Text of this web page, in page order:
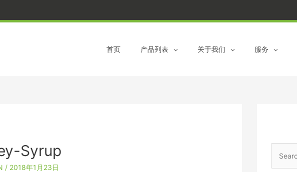
到
容
首页 产品列表 关于我们 服务
Syrup
/ 2018年1月23日